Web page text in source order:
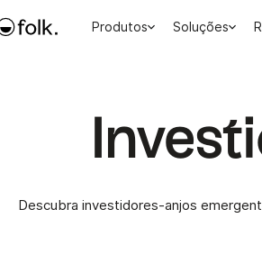
Produtos Soluções
Descubra investidores-anjos